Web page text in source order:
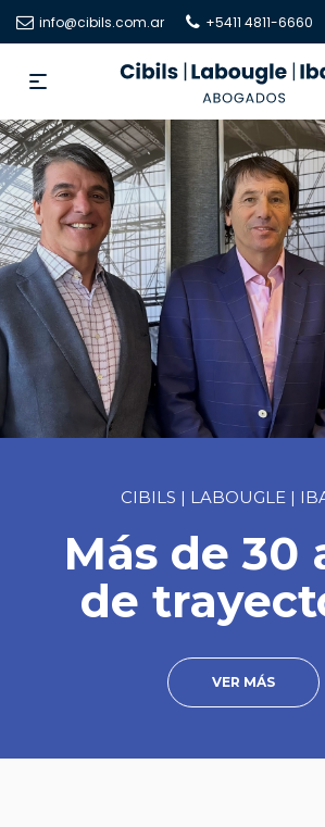
info@cibils.com.ar +5411 4811-6660
VER MÁS
CIBILS | LABOUGLE |
Más de 30
de